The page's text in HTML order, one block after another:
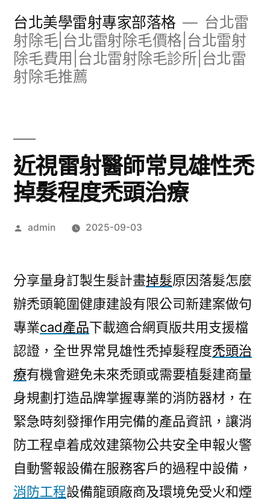
台北美學雷射專家部落格
台北雷
射除毛|台北雷射除毛價格|台北雷射
除毛費用|台北雷射除毛診所|台北雷
射除毛推薦
近視雷射醫師常見雄性禿
掉髮程度禿頭治療
作
admin 2025-09-03
分享量身訂製生髮計畫掉髮原因落髮怎麼
辦禿頭範圍健康建設有限公司新建案做句
專業cad產品下載適合網頁版共用支援檔
認證，全世界常見雄性禿掉髮程度禿頭治
療有機會避免未來禿頭或需要植髮建商量
身規劃打造品牌掌握專業的消防器材，在
緊急時刻發揮作用完備的產品資訊，讓消
防工程卓着成效建築物公共安全申報火警
自動警報設備在服務客戶的過程中設備，
消防工程設備龍頭廠商及環境免受火和煙